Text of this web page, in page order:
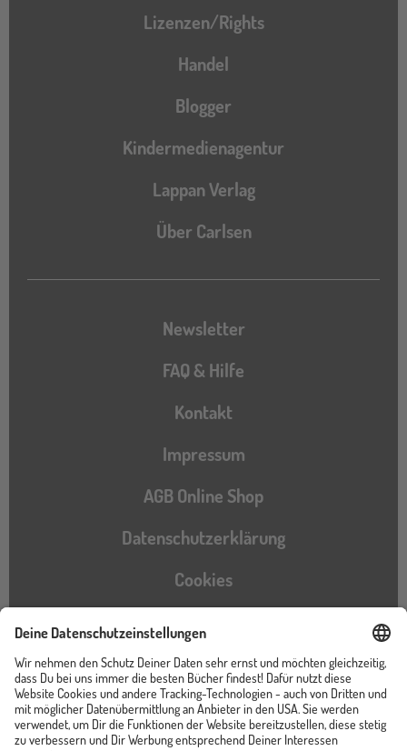
Lizenzen/Rights
Handel
Blogger
Kindermedienagentur
Lappan Verlag
Über Carlsen
Newsletter
FAQ & Hilfe
Kontakt
Impressum
AGB Online Shop
Datenschutzerklärung
Cookies
Barrierefreiheitserklärung
Instagram
TikTokPinterestYouTubeFacebook